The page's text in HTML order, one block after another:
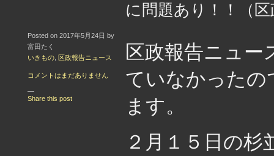
に問題あり！！（
Posted on 2017年5月24日 by
富田たく
いきもの 区政報告ニュース
コメントはまだありません
—
Share this post
区政報告ニュー
ていなかったの
ます。
２月１５日の杉